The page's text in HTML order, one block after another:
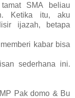
SMA beliau
Ketika itu, aku
ijazah, betapa
kabar bisa
sederhana ini.
Pak domo & Bu